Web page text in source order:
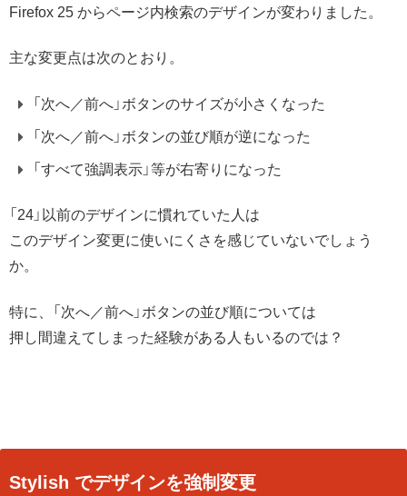
Firefox 25 からページ内検索のデザインが変わりました。
主な変更点は次のとおり。
「次へ／前へ」ボタンのサイズが小さくなった
「次へ／前へ」ボタンの並び順が逆になった
「すべて強調表示」等が右寄りになった
「24」以前のデザインに慣れていた人は
このデザイン変更に使いにくさを感じていないでしょう
か。
特に、「次へ／前へ」ボタンの並び順については
押し間違えてしまった経験がある人もいるのでは？
Stylish でデザインを強制変更